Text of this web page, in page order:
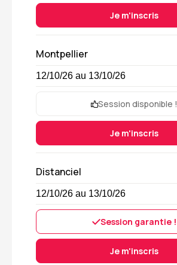
Je m'inscris
Montpellier
12/10/26 au 13/10/26
Session disponible !
Je m'inscris
Distanciel
12/10/26 au 13/10/26
Session garantie !
Je m'inscris